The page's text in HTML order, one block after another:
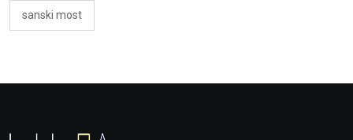
sanski most